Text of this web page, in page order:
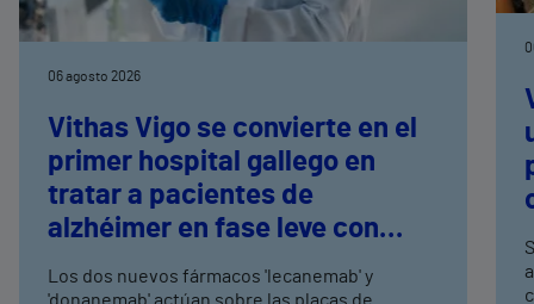
06 agosto 2026
Vithas Vigo se convierte en el
primer hospital gallego en
tratar a pacientes de
alzhéimer en fase leve con
terapias antiamiloide
Los dos nuevos fármacos 'lecanemab' y